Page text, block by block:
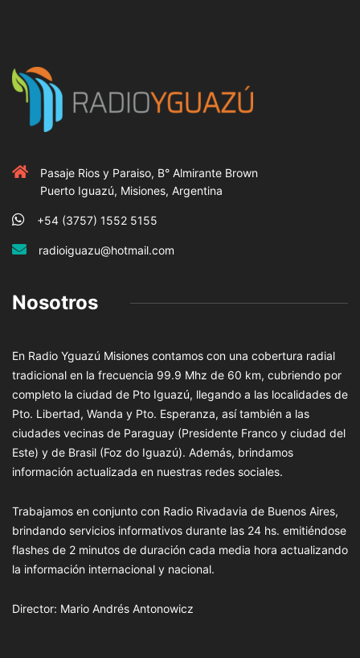
Pasaje Rios y Paraiso, B° Almirante Brown
Puerto Iguazú, Misiones, Argentina
+54 (3757) 1552 5155
radioiguazu@hotmail.com
Nosotros
En Radio Yguazú Misiones contamos con una cobertura radial
tradicional en la frecuencia 99.9 Mhz de 60 km, cubriendo por
completo la ciudad de Pto Iguazú, llegando a las localidades de
Pto. Libertad, Wanda y Pto. Esperanza, así también a las
ciudades vecinas de Paraguay (Presidente Franco y ciudad del
Este) y de Brasil (Foz do Iguazú). Además, brindamos
información actualizada en nuestras redes sociales.
Trabajamos en conjunto con Radio Rivadavia de Buenos Aires,
brindando servicios informativos durante las 24 hs. emitiéndose
flashes de 2 minutos de duración cada media hora actualizando
la información internacional y nacional.
Director: Mario Andrés Antonowicz